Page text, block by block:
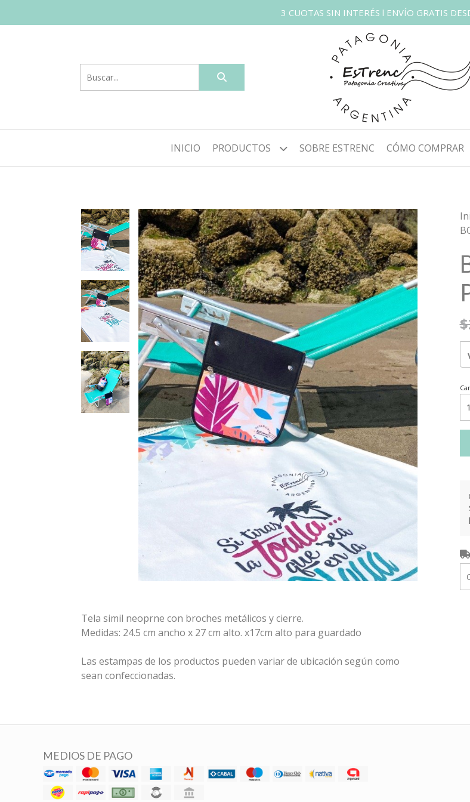
3 CUOTAS SIN INTERÉS l ENVÍO GRATIS
INICIO PRODUCTOS SOBRE ESTRENC CÓMO COMPRAR
Tela simil neoprne con broches metálicos y cierre.
Medidas: 24.5 cm ancho x 27 cm alto. x17cm alto para guardado
Las estampas de los productos pueden variar de ubicación según como
sean confeccionadas.
MEDIOS DE PAGO